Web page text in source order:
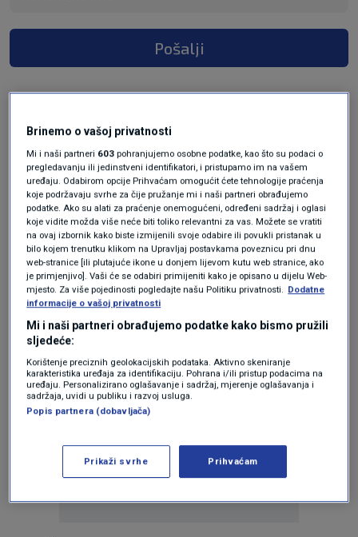
Pošalji
Oglas
Brinemo o vašoj privatnosti
Mi i naši partneri 603 pohranjujemo osobne podatke, kao što su podaci o
pregledavanju ili jedinstveni identifikatori, i pristupamo im na vašem
uređaju. Odabirom opcije Prihvaćam omogućit ćete tehnologije praćenja
koje podržavaju svrhe za čije pružanje mi i naši partneri obrađujemo
podatke. Ako su alati za praćenje onemogućeni, određeni sadržaj i oglasi
koje vidite možda više neće biti toliko relevantni za vas. Možete se vratiti
na ovaj izbornik kako biste izmijenili svoje odabire ili povukli pristanak u
bilo kojem trenutku klikom na Upravljaj postavkama poveznicu pri dnu
web-stranice [ili plutajuće ikone u donjem lijevom kutu web stranice, ako
je primjenjivo]. Vaši će se odabiri primijeniti kako je opisano u dijelu Web-
mjesto. Za više pojedinosti pogledajte našu Politiku privatnosti. Dodatne
informacije o vašoj privatnosti
Mi i naši partneri obrađujemo podatke kako bismo pružili
sljedeće:
Korištenje preciznih geolokacijskih podataka. Aktivno skeniranje
karakteristika uređaja za identifikaciju. Pohrana i/ili pristup podacima na
uređaju. Personalizirano oglašavanje i sadržaj, mjerenje oglašavanja i
sadržaja, uvidi u publiku i razvoj usluga.
Popis partnera (dobavljača)
Prikaži svrhe Prihvaćam